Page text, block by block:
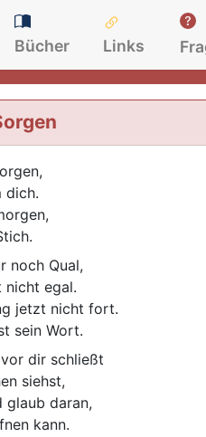
Bücher Links
dich.
noch Qual,
nicht egal.
jetzt nicht fort.
sein Wort.
dir schließt
siehst,
glaub daran,
kann.